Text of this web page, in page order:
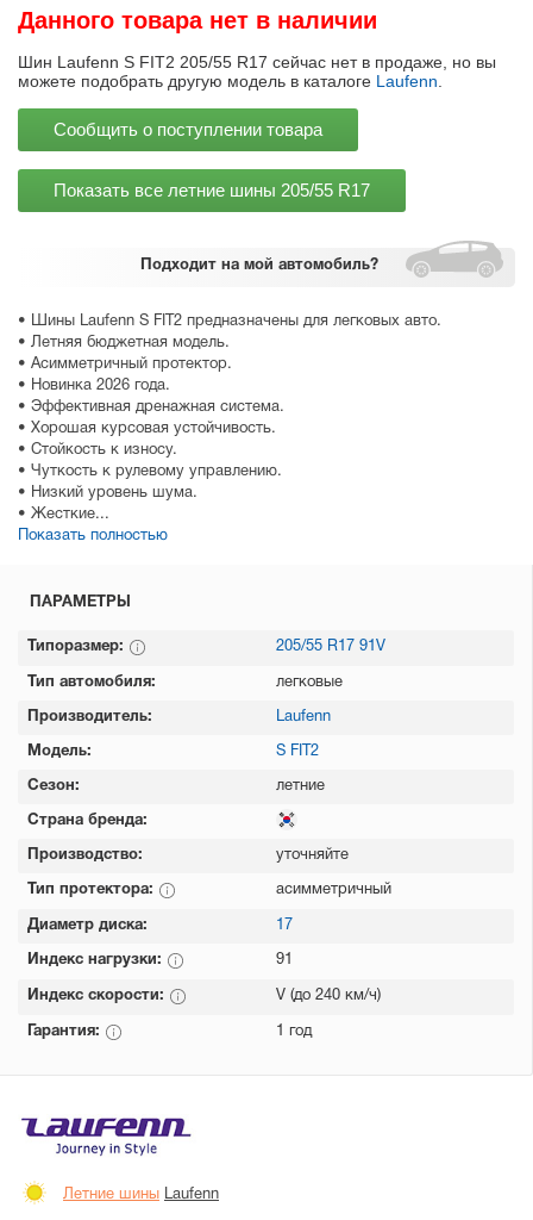
Подходит на мой автомобиль?
• Шины Laufenn S FIT2 предназначены для легковых авто.
• Летняя бюджетная модель.
• Асимметричный протектор.
• Новинка 2026 года.
• Эффективная дренажная система.
• Хорошая курсовая устойчивость.
• Стойкость к износу.
• Чуткость к рулевому управлению.
• Низкий уровень шума.
• Жесткие...
Показать полностью
Данного товара нет в наличии
Шин Laufenn S FIT2 205/55 R17 сейчас нет в продаже, но вы
можете подобрать другую модель в каталоге Laufenn
Сообщить о поступлении товара
Показать все летние шины 205/55 R17
ПАРАМЕТРЫ
Типоразмер: 205/55 R17 91V
Тип автомобиля: легковые
Производитель: Laufenn
Модель: S FIT2
Сезон: летние
Страна бренда:
Производство: уточняйте
Тип протектора: асимметричный
Диаметр диска: 17
Индекс нагрузки: 91
Индекс скорости: V (до 240 км/ч)
Гарантия: 1 год
Летние шины Laufenn